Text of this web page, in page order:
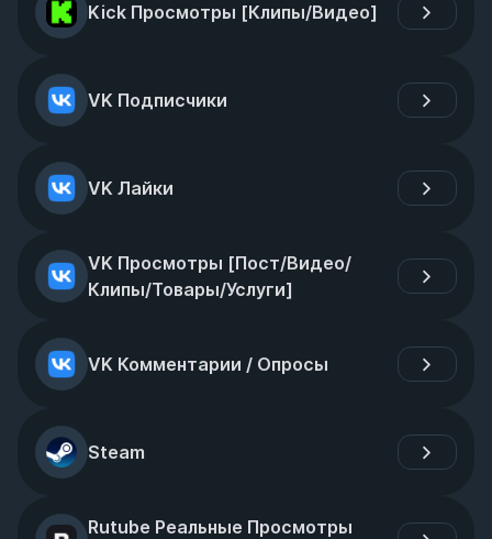
Kick Просмотры [Клипы/Видео]
VK Подписчики
VK Лайки
VK Просмотры [Пост/Видео/
Клипы/Товары/Услуги]
VK Комментарии / Опросы
Steam
Rutube Реальные Просмотры